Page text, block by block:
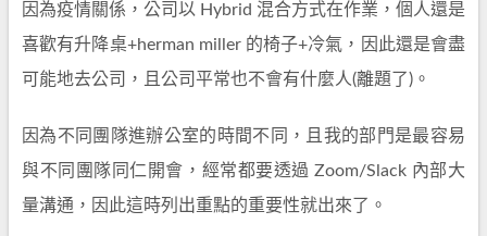
因為疫情關係，公司以 Hybrid 混合方式在作業，個人還是
喜歡有升降桌+herman miller 的椅子+冷氣，因此還是會盡
可能地去公司，且公司平常也不會有什麼人(離題了)。
因為不同團隊進辦公室的時間不同，且我的部門是最容易
與不同團隊同仁開會，經常都要透過 Zoom/Slack 內部大
量溝通，因此這時列出重點的重要性就出來了。